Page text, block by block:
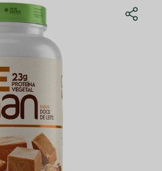
7º Dux
Maca Peruana
9º Super Coffee
10º True